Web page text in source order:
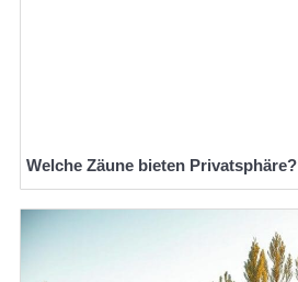
Welche Zäune bieten Privatsphäre?